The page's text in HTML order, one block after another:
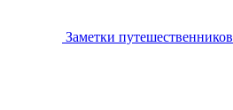
Заметки путешественников